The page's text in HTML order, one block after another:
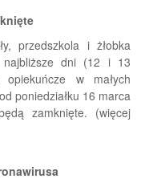
przedszkola i żłobka
najbliższe dni (12 i 13
w małych
poniedziałku 16 marca
zamknięte. (więcej